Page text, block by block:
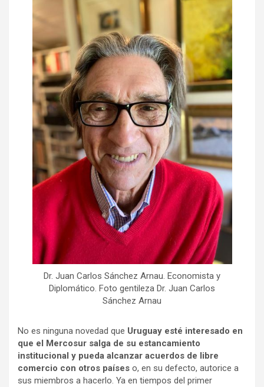
Dr. Juan Carlos Sánchez Arnau. Economista y
Diplomático. Foto gentileza Dr. Juan Carlos
Sánchez Arnau
No es ninguna novedad que Uruguay esté interesado en
que el Mercosur salga de su estancamiento
institucional y pueda alcanzar acuerdos de libre
comercio con otros países o, en su defecto, autorice a
sus miembros a hacerlo. Ya en tiempos del primer